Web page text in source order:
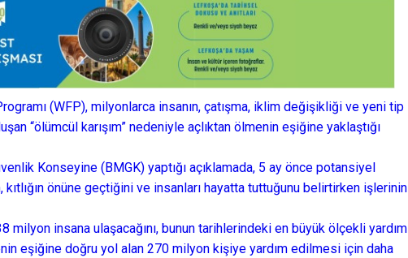
(WFP), milyonlarca insanın, çatışma, iklim değişikliği ve yeni tip
“ölümcül karışım” nedeniyle açlıktan ölmenin eşiğine yaklaştığı
Konseyine (BMGK) yaptığı açıklamada, 5 ay önce potansiyel
kıtlığın önüne geçtiğini ve insanları hayatta tuttuğunu belirtirken işlerinin
milyon insana ulaşacağını, bunun tarihlerindeki en büyük ölçekli yardım
eşiğine doğru yol alan 270 milyon kişiye yardım edilmesi için daha